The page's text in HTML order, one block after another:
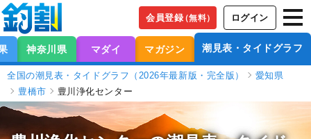
会員登録（無料） ログイン
神奈川県 マダイ マガジン 潮見表・タイドグラフ
全国の潮見表・タイドグラフ（2026年最新版・完全版）
愛知県
豊橋市
豊川浄化センター